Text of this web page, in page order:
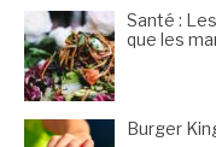
Santé :
que les
Burger